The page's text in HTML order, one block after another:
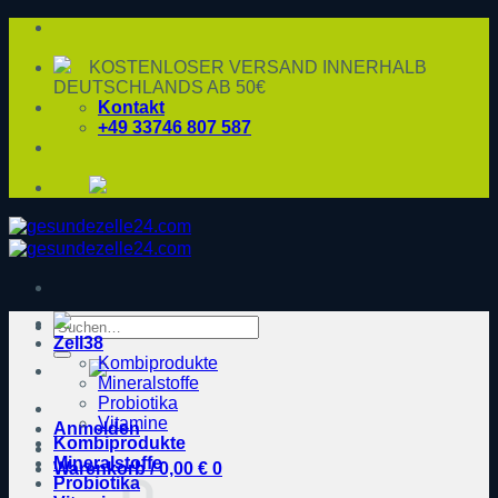
Zum
springen KOSTENLOSER VERSAND INNERHALB
DEUTSCHLANDS AB 50€
Kontakt
+49 33746 807 587
Suche
nach:
Anmelden
Warenkorb /0,00 € 0
Zell38
Kombiprodukte
Mineralstoffe
Probiotika
Vitamine
Kombiprodukte
Mineralstoffe
Probiotika